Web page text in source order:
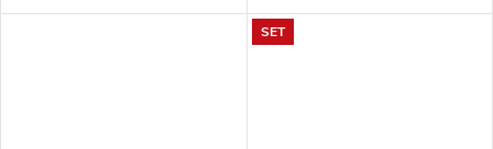
aranžmánov. Objednajte si ju
aranžmánov. Objednajte si ju
ešte dnes.
SET